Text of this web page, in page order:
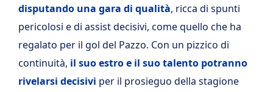
disputando una gara di qualità, ricca di spunti
pericolosi e di assist decisivi, come quello che ha
regalato per il gol del Pazzo. Con un pizzico di
continuità, il suo estro e il suo talento potranno
rivelarsi decisivi per il prosieguo della stagione